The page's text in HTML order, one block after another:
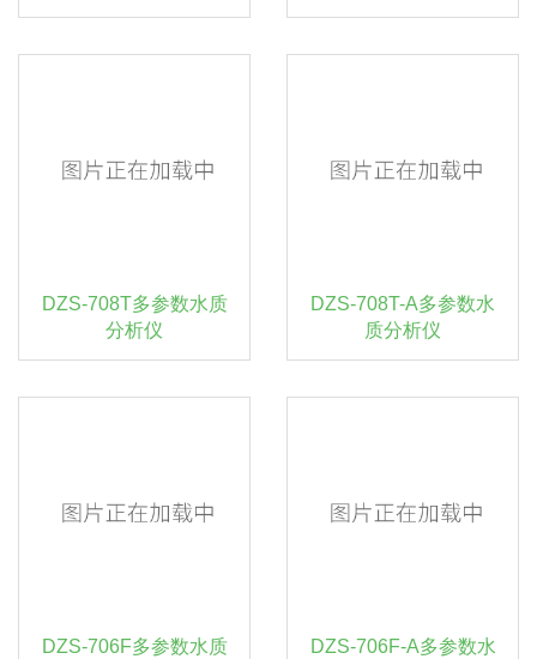
DZS-708T多参数水质
分析仪
DZS-708T-A多参数水
质分析仪
DZS-706F多参数水质 DZS-706F-A多参数水